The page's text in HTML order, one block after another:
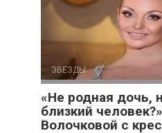
ЗВЕЗДЫ
«Не родная дочь,
близкий
Волочковой с